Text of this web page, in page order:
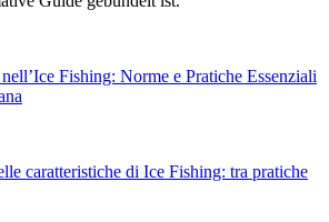
Fishing: Norme e Pratiche Essenziali
caratteristiche di Ice Fishing: tra pratiche